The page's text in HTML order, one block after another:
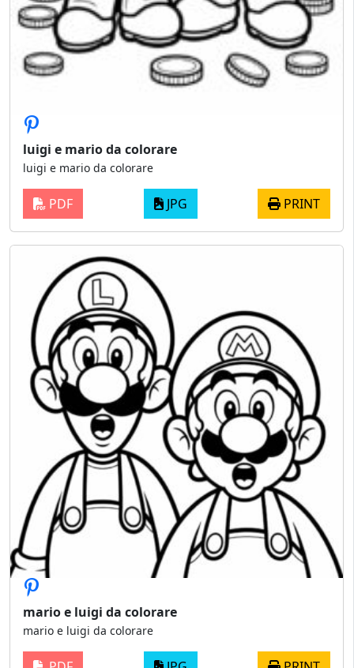
luigi e mario da colorare
luigi e mario da colorare
PDF JPG PRINT
mario e luigi da colorare
mario e luigi da colorare